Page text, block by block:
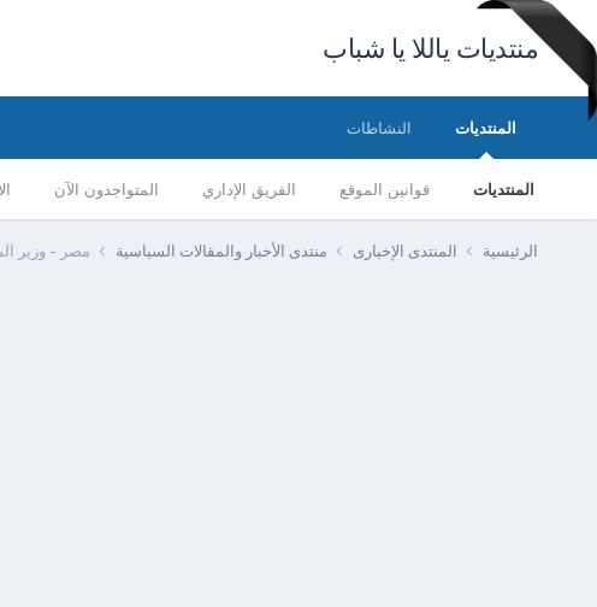
منتديات ياللا يا شباب
المنتديات
المنتديات قوانين الموقع الفريق الإداري المتواجدون الآن
النشاطات
الرئيسية المنتدى الإخبارى منتدى الأخبار والمقالات السياسية مصر - وزير المالية